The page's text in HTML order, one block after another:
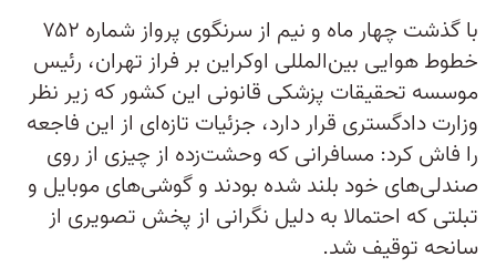
با گذشت چهار ماه و نیم از سرنگوی پرواز شماره ۷۵۲
خطوط هوایی بین‌المللی اوکراین بر فراز تهران، رئیس
موسسه تحقیقات پزشکی قانونی این کشور که زیر نظر
وزارت دادگستری قرار دارد، جزئیات تازه‌ای از این فاجعه
را فاش کرد: مسافرانی که وحشت‌زده از چیزی از روی
صندلی‌های خود بلند شده بودند و گوشی‌های موبایل و
تبلتی که احتمالا به دلیل نگرانی از پخش تصویری از
سانحه توقیف شد.